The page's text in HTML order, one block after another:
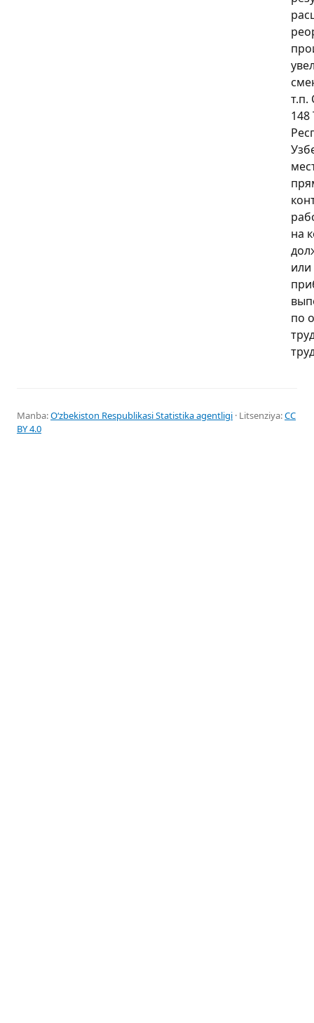
т.п.
148
на
или
по
Manba:Oʻzbekiston Respublikasi Statistika agentligi · Litsenziya:CC
BY 4.0